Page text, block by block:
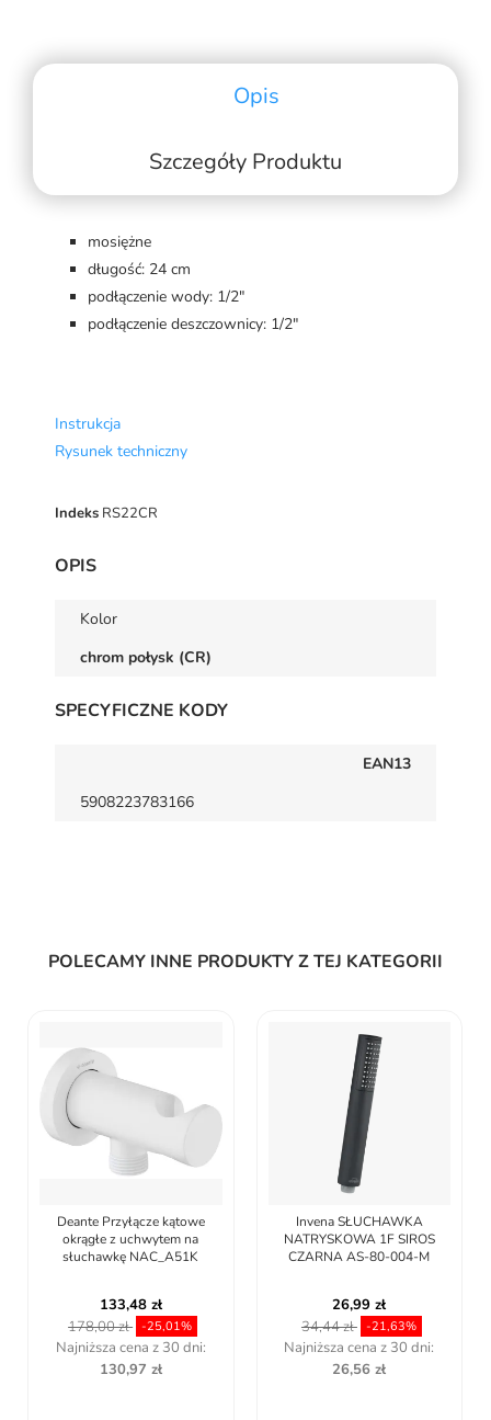
Opis
Szczegóły Produktu
mosiężne
długość: 24 cm
podłączenie wody: 1/2"
podłączenie deszczownicy: 1/2"
Instrukcja
Rysunek techniczny
Indeks RS22CR
OPIS
Kolor
chrom połysk (CR)
SPECYFICZNE KODY
EAN13
5908223783166
POLECAMY INNE PRODUKTY Z TEJ KATEGORII
Przyłącze kątowe
z uchwytem na
NAC_A51K
-25,01%
cena z 30 dni:
Invena SŁUCHAWKA
NATRYSKOWA 1F SIROS
CZARNA AS-80-004-M
-21,63%
Najniższa cena z 30 dni: